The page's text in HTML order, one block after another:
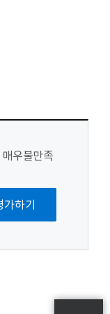
매우불만족